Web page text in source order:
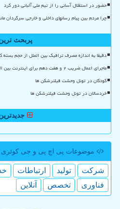
حضور در استقلال آسانی را از تیم ملی آلبانی دور کرد
چرا مردم بین پیام رسانهای داخلی و خارجی سرگردان
پربحث
دقیقا به اندازه مصرف ترافیک بین الملل از حجم
ماجرای اعمال ضریب ۲ و هفت دهم برای اینترنت بین الملل چیست؟
کودکان در تونل وحشت فیلترشکن ها
خردسالان در تونل وحشت فیلترشکن ها
موضوعات پی اچ پی و جی كوئری
شركت تولید ارتباطات
فناوری
تخصص آنلاین